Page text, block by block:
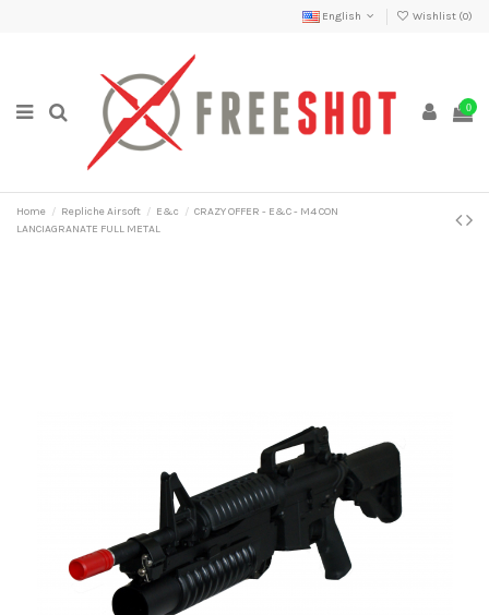
English Wishlist (0)
0
Home Repliche Airsoft E&c
CRAZY OFFER - E&C - M4 CON
LANCIAGRANATE FULL METAL